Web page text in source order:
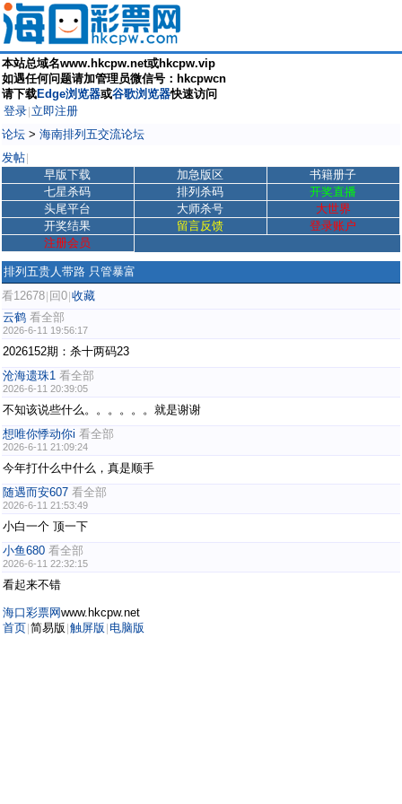
本站总域名www.hkcpw.net或hkcpw.vip
如遇任何问题请加管理员微信号：hkcpwcn
请下载Edge浏览器或谷歌浏览器快速访问
登录 立即注册
论坛 > 海南排列五交流论坛
发帖
早版下载 加急版区
书籍册子
七星杀码
排列杀码
开奖直播
头尾平台
大师杀号
大世界
开奖结果
留言反馈
登录账户
注册会员
排列五贵人带路 只管暴富
看12678 回0 收藏
云鹤 看全部
2026-6-11 19:56:17
2026152期：杀十两码23
沧海遗珠1 看全部
2026-6-11 20:39:05
不知该说些什么。。。。。。就是谢谢
想唯你悸动你i 看全部
2026-6-11 21:09:24
今年打什么中什么，真是顺手
随遇而安607 看全部
2026-6-11 21:53:49
小白一个 顶一下
小鱼680 看全部
2026-6-11 22:32:15
看起来不错
海口彩票网www.hkcpw.net
首页 简易版 触屏版 电脑版